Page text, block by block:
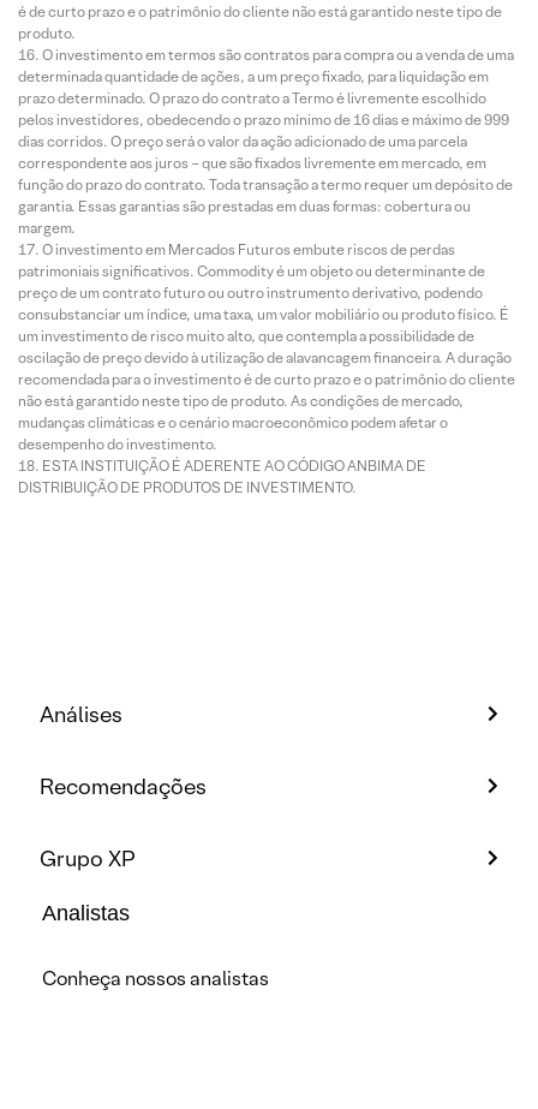
é de curto prazo e o patrimônio do cliente não está garantido neste tipo de
produto.
O investimento em termos são contratos para compra ou a venda de uma
determinada quantidade de ações, a um preço fixado, para liquidação em
prazo determinado. O prazo do contrato a Termo é livremente escolhido
pelos investidores, obedecendo o prazo mínimo de 16 dias e máximo de 999
dias corridos. O preço será o valor da ação adicionado de uma parcela
correspondente aos juros – que são fixados livremente em mercado, em
função do prazo do contrato. Toda transação a termo requer um depósito de
garantia. Essas garantias são prestadas em duas formas: cobertura ou
margem.
O investimento em Mercados Futuros embute riscos de perdas
patrimoniais significativos. Commodity é um objeto ou determinante de
preço de um contrato futuro ou outro instrumento derivativo, podendo
consubstanciar um índice, uma taxa, um valor mobiliário ou produto físico. É
um investimento de risco muito alto, que contempla a possibilidade de
oscilação de preço devido à utilização de alavancagem financeira. A duração
recomendada para o investimento é de curto prazo e o patrimônio do cliente
não está garantido neste tipo de produto. As condições de mercado,
mudanças climáticas e o cenário macroeconômico podem afetar o
desempenho do investimento.
ESTA INSTITUIÇÃO É ADERENTE AO CÓDIGO ANBIMA DE
DISTRIBUIÇÃO DE PRODUTOS DE INVESTIMENTO.
Análises
Recomendações
Grupo XP
Analistas
Conheça nossos analistas